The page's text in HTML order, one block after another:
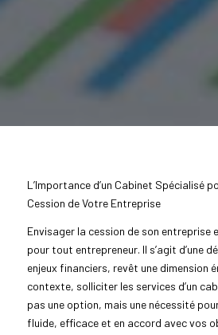
L’Importance d’un Cabinet Spécialisé
Cession de Votre Entreprise
Envisager la cession de son entreprise
pour tout entrepreneur. Il s’agit d’une
enjeux financiers, revêt une dimension
contexte, solliciter les services d’un
pas une option, mais une nécessité
fluide, efficace et en accord avec vos